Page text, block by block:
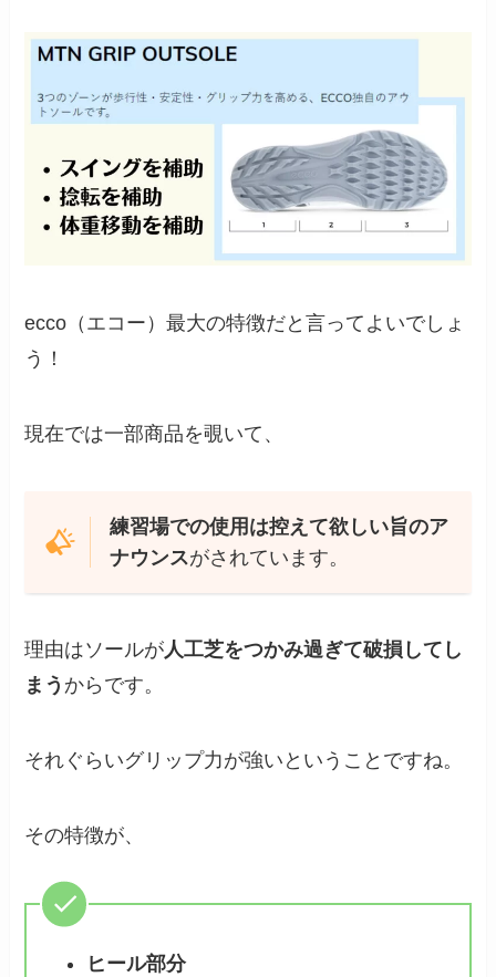
ecco（エコー）最大の特徴だと言ってよいでしょ
う！
現在では一部商品を覗いて、
練習場での使用は控えて欲しい旨のア
ナウンスがされています。
理由はソールが人工芝をつかみ過ぎて破損してし
まう からです。
それぐらいグリップ力が強いということですね。
その特徴が、
ヒール部分